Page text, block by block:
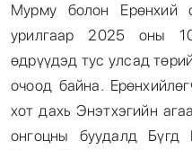
Мурму болон Ерөнхий
урилгаар 2025 оны
өдрүүдэд тус улсад
очоод байна.
хот дахь Энэтхэгийн
онгоцны буудалд Бүгд